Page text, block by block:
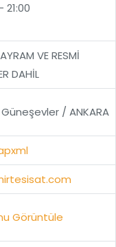
21:00
VE RESMİ
DAHİL
/ ANKARA
Görüntüle